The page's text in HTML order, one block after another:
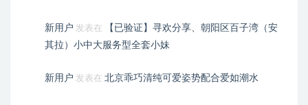
新用户 发表在
【已验证】寻欢分享、朝阳区百子湾（安
其拉）小中大服务型全套小妹
新用户 发表在 北京乖巧清纯可爱姿势配合爱如潮水